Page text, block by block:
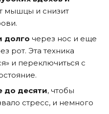
мышцы и снизит
долго через нос и еще
рот. Эта техника
и переключиться с
до десяти, чтобы
стресс, и немного